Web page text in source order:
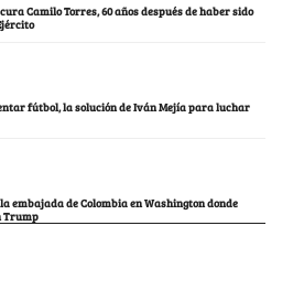
Camilo Torres, 60 años después de haber sido
fútbol, la solución de Iván Mejía para luchar
embajada de Colombia en Washington donde
Trump